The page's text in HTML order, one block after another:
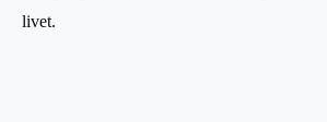
livet.